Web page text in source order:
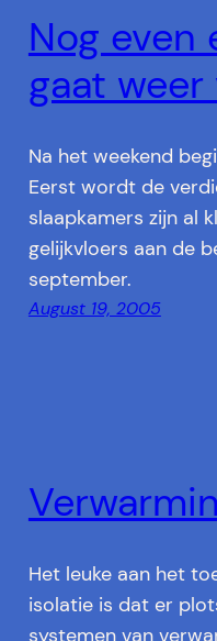
Nog even
gaat
Na het weekend
Eerst wordt de
slaapkamers zijn al
gelijkvloers aan de
september.
August 19, 2005
Het leuke aan het
isolatie is dat er
systemen van